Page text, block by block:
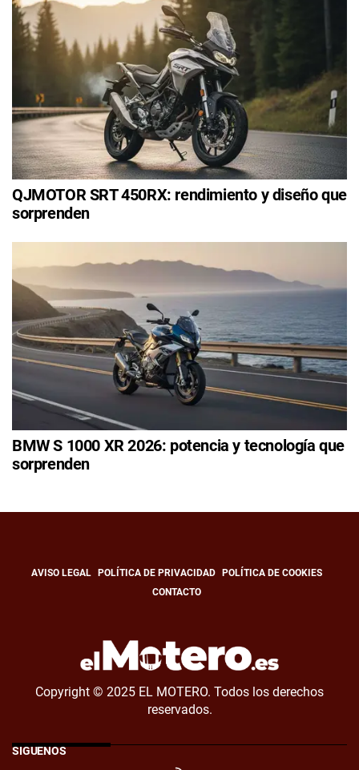
QJMOTOR SRT 450RX: rendimiento y diseño que
sorprenden
BMW S 1000 XR 2026: potencia y tecnología que
sorprenden
AVISO LEGAL POLÍTICA DE PRIVACIDAD
POLÍTICA DE COOKIES
CONTACTO
Copyright © 2025 EL MOTERO. Todos los derechos
reservados.
SÍGUENOS